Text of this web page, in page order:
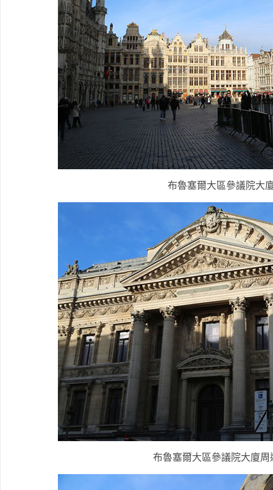
布魯塞爾大區參議院大
布魯塞爾大區參議院大廈周